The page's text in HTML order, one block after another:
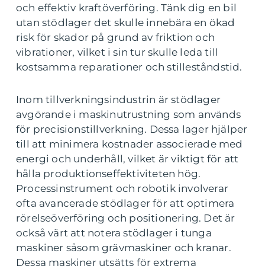
och effektiv kraftöverföring. Tänk dig en bil
utan stödlager det skulle innebära en ökad
risk för skador på grund av friktion och
vibrationer, vilket i sin tur skulle leda till
kostsamma reparationer och stilleståndstid.
Inom tillverkningsindustrin är stödlager
avgörande i maskinutrustning som används
för precisionstillverkning. Dessa lager hjälper
till att minimera kostnader associerade med
energi och underhåll, vilket är viktigt för att
hålla produktionseffektiviteten hög.
Processinstrument och robotik involverar
ofta avancerade stödlager för att optimera
rörelseöverföring och positionering. Det är
också värt att notera stödlager i tunga
maskiner såsom grävmaskiner och kranar.
Dessa maskiner utsätts för extrema